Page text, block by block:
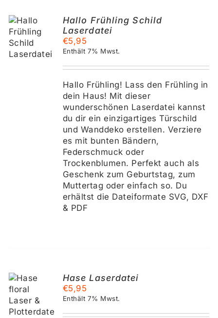
Hallo Frühling Schild
Laserdatei
€5,95
Enthält 7% Mwst.
Hallo Frühling! Lass den Frühling in
dein Haus! Mit dieser
wunderschönen Laserdatei kannst
du dir ein einzigartiges Türschild
und Wanddeko erstellen. Verziere
es mit bunten Bändern,
Federschmuck oder
Trockenblumen. Perfekt auch als
Geschenk zum Geburtstag, zum
Muttertag oder einfach so. Du
erhältst die Dateiformate SVG, DXF
& PDF
Hase Laserdatei
€5,95
Enthält 7% Mwst.